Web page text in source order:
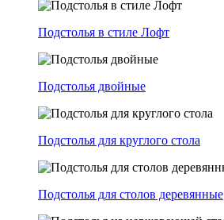
Подстолья в стиле Лофт
Подстолья двойные
Подстолья для круглого стола
Подстолья для столов деревянные